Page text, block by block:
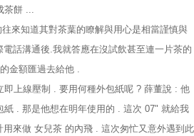
茶餅 ...
來知道其對茶葉的瞭解與用心是相當謹慎與
話溝通後.我就答應在沒試飲甚至連一片茶的
金額匯過去給他 .
即上線壓制 . 要用何種外包紙呢 ? 薛董說 : 他
紙 . 那是他想在明年使用的 . 這次 07" 就給我
來做 女兒茶 的內飛 . 這次匆忙又意外遇到此